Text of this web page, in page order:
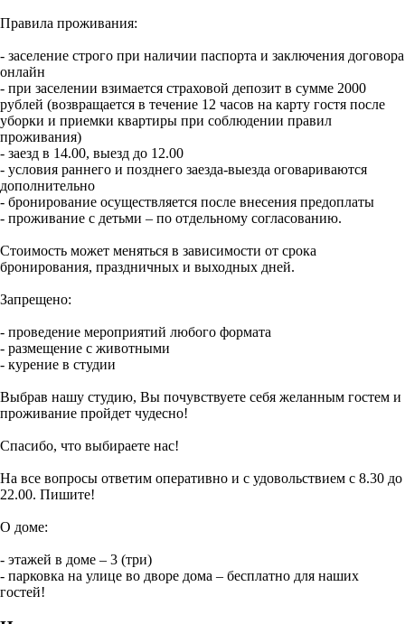
Правила проживания:
- заселение строго при наличии паспорта и заключения договора
онлайн
- при заселении взимается страховой депозит в сумме 2000
рублей (возвращается в течение 12 часов на карту гостя после
уборки и приемки квартиры при соблюдении правил
проживания)
- заезд в 14.00, выезд до 12.00
- условия раннего и позднего заезда-выезда оговариваются
дополнительно
- бронирование осуществляется после внесения предоплаты
- проживание с детьми – по отдельному согласованию.
Стоимость может меняться в зависимости от срока
бронирования, праздничных и выходных дней.
Запрещено:
- проведение мероприятий любого формата
- размещение с животными
- курение в студии
Выбрав нашу студию, Вы почувствуете себя желанным гостем и
проживание пройдет чудесно!
Спасибо, что выбираете нас!
На все вопросы ответим оперативно и с удовольствием с 8.30 до
22.00. Пишите!
О доме:
- этажей в доме – 3 (три)
- парковка на улице во дворе дома – бесплатно для наших
гостей!